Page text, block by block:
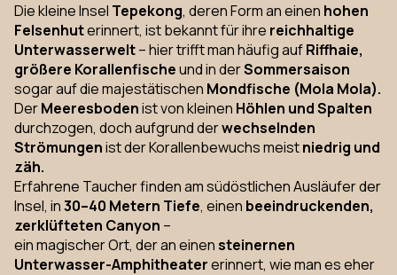
Die kleine Insel Tepekong, deren Form an einen hohen
Felsenhuterinnert, ist bekannt für ihre reichhaltige
Unterwasserwelt– hier trifft man häufig aufRiffhaie,
größere Korallenfischeund in derSommersaison
sogar auf die majestätischen Mondfische (Mola Mola).
DerMeeresbodenist von kleinen Höhlen und Spalten
durchzogen, doch aufgrund derwechselnden
Strömungenist der Korallenbewuchs meistniedrig und
zäh.
Erfahrene Taucher finden am südöstlichen Ausläufer der
Insel, in30–40 Metern Tiefe, einen beeindruckenden,
zerklüfteten Canyon –
ein magischer Ort, der an einensteinernen
Unterwasser-Amphitheatererinnert, wie man es eher